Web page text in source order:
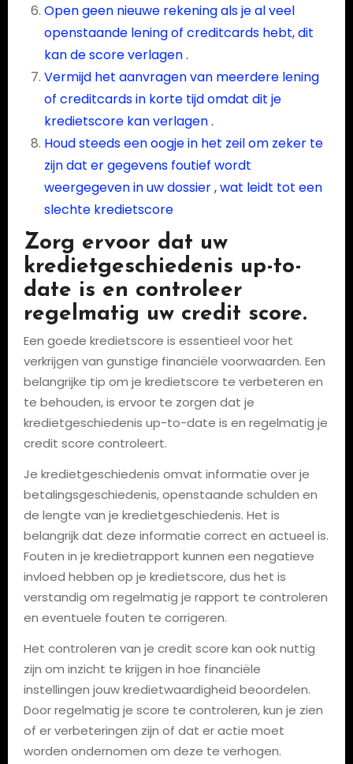
Open geen nieuwe rekening als je al veel
openstaande lening of creditcards hebt, dit
kan de score verlagen .
Vermijd het aanvragen van meerdere lening
of creditcards in korte tijd omdat dit je
kredietscore kan verlagen .
Houd steeds een oogje in het zeil om zeker te
zijn dat er gegevens foutief wordt
weergegeven in uw dossier , wat leidt tot een
slechte kredietscore
Zorg ervoor dat uw
kredietgeschiedenis up-to-
date is en controleer
regelmatig uw credit score.
Een goede kredietscore is essentieel voor het
verkrijgen van gunstige financiële voorwaarden. Een
belangrijke tip om je kredietscore te verbeteren en
te behouden, is ervoor te zorgen dat je
kredietgeschiedenis up-to-date is en regelmatig je
credit score controleert.
Je kredietgeschiedenis omvat informatie over je
betalingsgeschiedenis, openstaande schulden en
de lengte van je kredietgeschiedenis. Het is
belangrijk dat deze informatie correct en actueel is.
Fouten in je kredietrapport kunnen een negatieve
invloed hebben op je kredietscore, dus het is
verstandig om regelmatig je rapport te controleren
en eventuele fouten te corrigeren.
Het controleren van je credit score kan ook nuttig
zijn om inzicht te krijgen in hoe financiële
instellingen jouw kredietwaardigheid beoordelen.
Door regelmatig je score te controleren, kun je zien
of er verbeteringen zijn of dat er actie moet
worden ondernomen om deze te verhogen.